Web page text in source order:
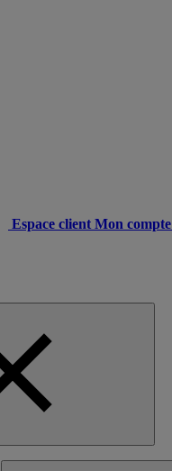
Espace client Mon compte